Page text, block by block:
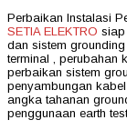
Perbaikan Instalasi
SETIA ELEKTRO siap
dan sistem
terminal , perubahan
perbaikan sistem
penyambungan
angka tahanan
penggunaan earth